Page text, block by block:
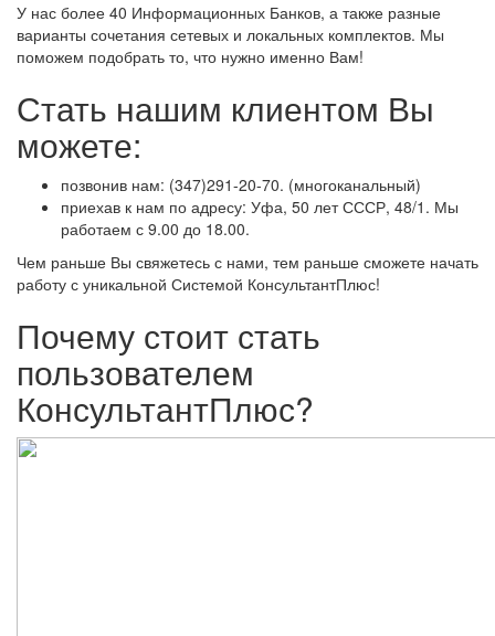
У нас более 40 Информационных Банков, а также разные
варианты сочетания сетевых и локальных комплектов. Мы
поможем подобрать то, что нужно именно Вам!
Стать нашим клиентом Вы
можете:
позвонив нам: (347)291-20-70. (многоканальный)
приехав к нам по адресу: Уфа, 50 лет СССР, 48/1. Мы
работаем с 9.00 до 18.00.
Чем раньше Вы свяжетесь с нами, тем раньше сможете начать
работу с уникальной Системой КонсультантПлюс!
Почему стоит стать
пользователем
КонсультантПлюс?